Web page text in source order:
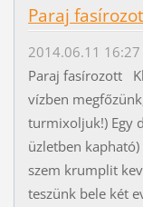
Paraj
2014.06.11 16:27
Paraj fasírozott
vízben
turmixoljuk!) Egy
üzletben
szem krumplit
teszünk bele két